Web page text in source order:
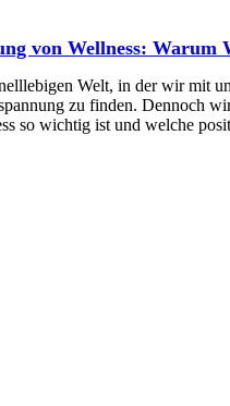
von Wellness:
Welt, in der wir mit
zu finden. Dennoch
so wichtig ist und welche